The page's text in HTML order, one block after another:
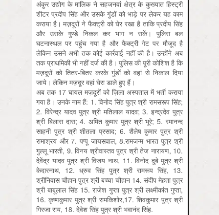
अंकुर उद्योग के मालिक ने सहजनवां क्षेत्र के कुख्‍यात हिस्‍ट्री
शीटर प्रदीप सिंह और उसके गुंडों को भाड़े पर लेकर यह काम
कराया है। मज़दूरों ने फैक्‍ट्री को घेर रखा है ताकि प्रदीप सिंह
और उसके गुण्‍डे निकल कर भाग न सकें। पुलिस बल
घटनास्‍थल पर पहुंच गया है और फैक्‍ट्री गेट पर मौजूद है
लेकिन उसने अभी तक कोई कार्रवाई नहीं की है। उन्‍होंने अब
तक प्राथमिकी भी नहीं दर्ज की है। पुलिस की पूरी कोशिश है कि
मज़दूरों को तितर-बितर करके गुंडों को वहां से निकाल दिया
जाये। लेकिन मज़दूर वहां घेरा डाले हुए हैं।
अब तक 17 घायल मज़दूरों को ज़िला अस्‍पताल में भर्ती कराया
गया है। उनके नाम हैं: 1. विनोद सिंह पुत्र श्री रामसरूप सिंह;
2. विरेन्‍द्र यादव पुत्र श्री मतिलाल यादव; 3. इन्‍द्रदेव पुत्र
श्री बिलास दास; 4. अमित कुमार पुत्र श्री भूरे; 5. रमानन्‍द
साहनी पुत्र श्री शीतला प्रसाद; 6. शैलेष कुमार पुत्र श्री
रामाश्रय और 7. पप्पू जायसवाल, 8.रामजन्‍म भारत पुत्र श्री
गुल्‍लू भारती, 9. विनय श्रीवास्‍तव पुत्र श्री तेज नारायण, 10.
देवेंद्र यादव पुत्र श्री विजय नाथ, 11. विनोद दुबे पुत्र श्री
केदारनाथ, 12. ध्रुव सिंह पुत्र श्री रामरूप सिंह, 13.
श्रीनिवास चौहान पुत्र श्री बच्‍चा चौहान 14. संदीप मेहता पुत्र
श्री बाबूलाल सिंह 15. राजेश गुप्‍ता पुत्र श्री लक्ष्‍मीकांत गुप्‍ता,
16. कृष्‍णकुमार पुत्र श्री रामकिशोर,17. शिवकुमार पुत्र श्री
गिरजा राय, 18. देवेश सिंह पुत्र श्री भवानंद सिंह.